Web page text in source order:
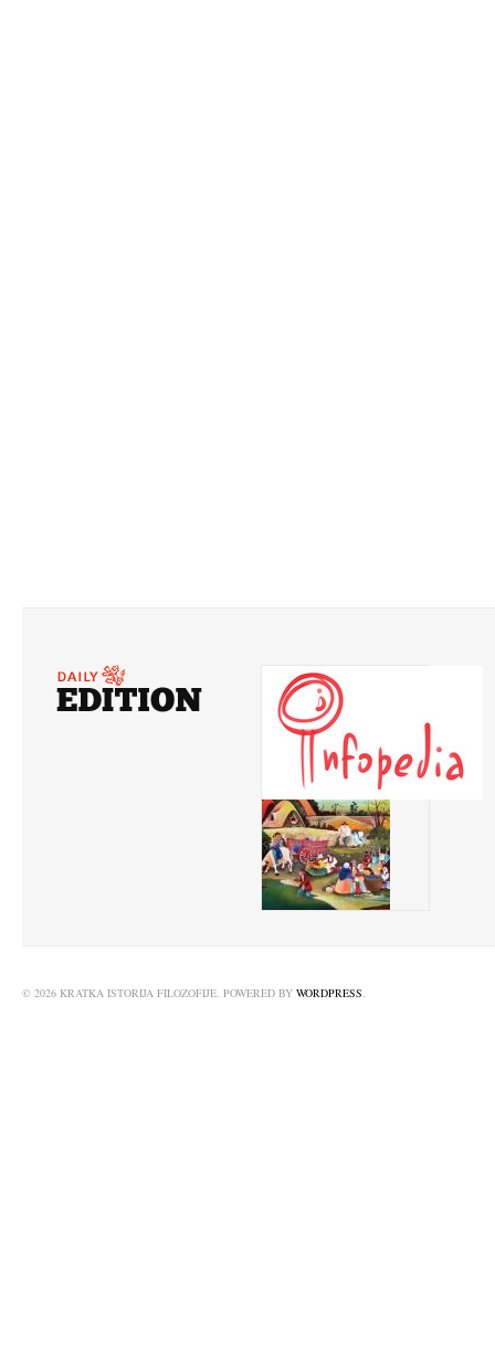
© 2026 KRATKA ISTORIJA FILOZOFIJE. POWERED BY WORDPRESS.